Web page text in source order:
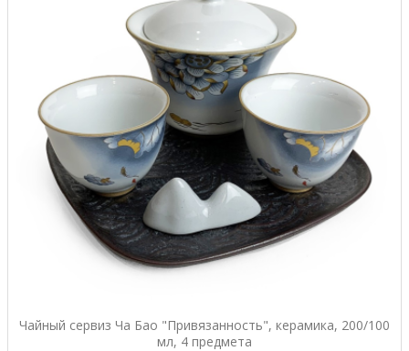
Чайный сервиз Ча Бао "Привязанность", керамика, 200/100
мл, 4 предмета